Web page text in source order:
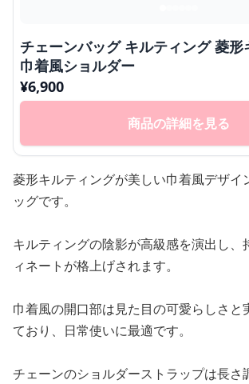
チェーンバッグ キルティング 菱形
巾着風ショルダー
¥6,900
商品の詳細を見る
菱形キルティングが美しい巾着風デザイ
ッグです。
キルティングの陰影が高級感を演出し、
ィネートが格上げされます。
巾着風の開口部は見た目の可愛らしさと
ており、日常使いに最適です。
チェーンのショルダーストラップは長さ